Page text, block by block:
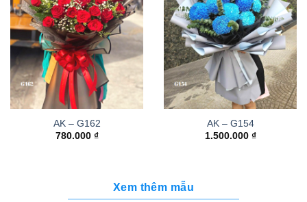
AK – G162
780.000 ₫
AK – G154
1.500.000 ₫
Xem thêm mẫu